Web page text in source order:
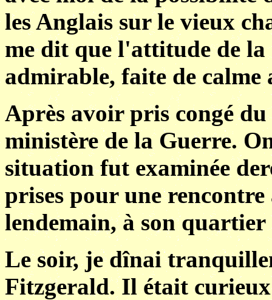
les Anglais sur le vieux
me dit que l'attitude de
admirable, faite de
Après avoir pris congé
ministère de la Guerre.
situation fut examinée
prises pour une
lendemain, à son quartier
Le soir, je dînai
Fitzgerald. Il était